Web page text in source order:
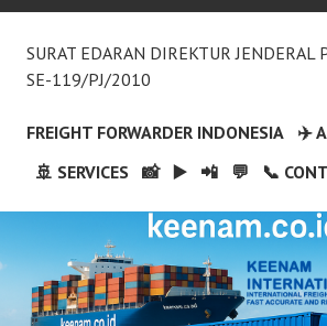
SURAT EDARAN DIREKTUR JENDERAL
SE-119/PJ/2010
FREIGHT FORWARDER INDONESIA
✈️
🚢 SERVICES
📸 ▶️ 📲 💬 📞